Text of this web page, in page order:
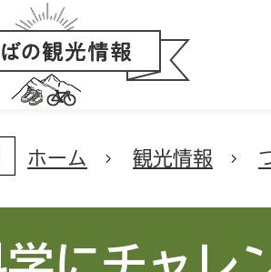
ホーム 観光情報